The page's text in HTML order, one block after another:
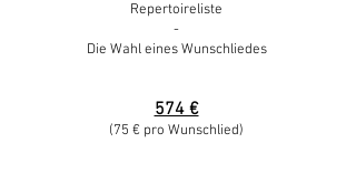
Repertoireliste
-
Die Wahl eines Wunschliedes
574 €
(75 € pro Wunschlied)